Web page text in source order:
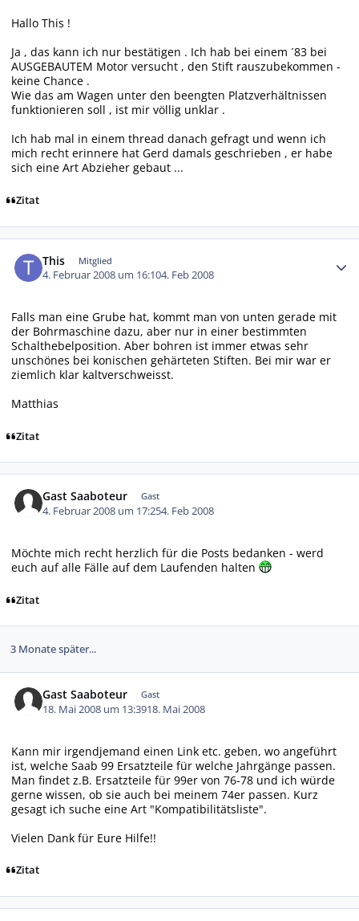
Hallo This !
Ja , das kann ich nur bestätigen . Ich hab bei einem ´83 bei
AUSGEBAUTEM Motor versucht , den Stift rauszubekommen -
keine Chance .
Wie das am Wagen unter den beengten Platzverhältnissen
funktionieren soll , ist mir völlig unklar .
Ich hab mal in einem thread danach gefragt und wenn ich
mich recht erinnere hat Gerd damals geschrieben , er habe
sich eine Art Abzieher gebaut ...
Zitat
This Mitglied
4. Februar 2008 um 16:104. Feb 2008
Falls man eine Grube hat, kommt man von unten gerade mit
der Bohrmaschine dazu, aber nur in einer bestimmten
Schalthebelposition. Aber bohren ist immer etwas sehr
unschönes bei konischen gehärteten Stiften. Bei mir war er
ziemlich klar kaltverschweisst.
Matthias
Zitat
Gast Saaboteur Gast
4. Februar 2008 um 17:254. Feb 2008
Möchte mich recht herzlich für die Posts bedanken - werd
euch auf alle Fälle auf dem Laufenden halten
Zitat
3 Monate später...
Gast Saaboteur Gast
18. Mai 2008 um 13:3918. Mai 2008
Kann mir irgendjemand einen Link etc. geben, wo angeführt
ist, welche Saab 99 Ersatzteile für welche Jahrgänge passen.
Man findet z.B. Ersatzteile für 99er von 76-78 und ich würde
gerne wissen, ob sie auch bei meinem 74er passen. Kurz
gesagt ich suche eine Art "Kompatibilitätsliste".
Vielen Dank für Eure Hilfe!!
Zitat